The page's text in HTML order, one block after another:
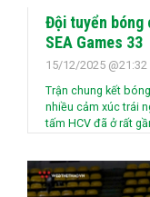
Đội tuyển bóng
SEA Games 33
15/12/2025 @21:32
Trận chung kết
nhiều cảm xúc trái
tấm HCV đã ở rất